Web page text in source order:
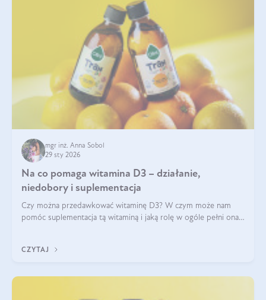
mgr inż. Anna Sobol
29 sty 2026
Na co pomaga witamina D3 – działanie,
niedobory i suplementacja
Czy można przedawkować witaminę D3? W czym może nam
pomóc suplementacja tą witaminą i jaką rolę w ogóle pełni ona
robić?
CZYTAJ